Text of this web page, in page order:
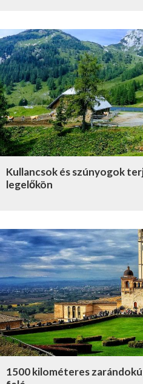
Kullancsok és szúnyogok
legelőkön
1500 kilométeres